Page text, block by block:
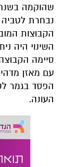
נבחרת
הקבוצות
השינוי היה
סיימה
הפסד בגמר
העונה.